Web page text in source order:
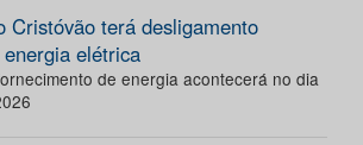
Cristóvão terá desligamento
elétrica
de energia acontecerá no dia